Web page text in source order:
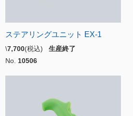
ステアリングユニット EX-1
\7,700(税込) 生産終了
No. 10506